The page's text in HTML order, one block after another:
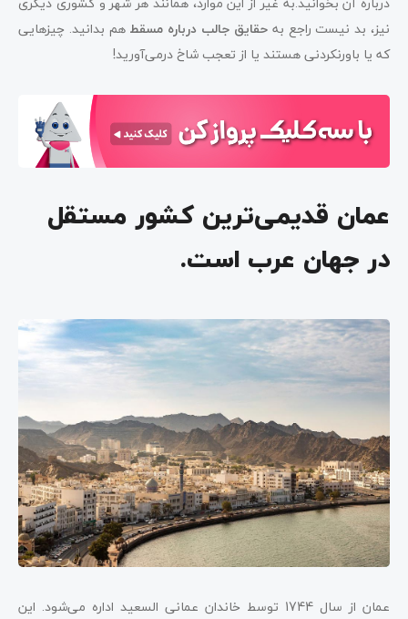
نیز، بد نیست راجع بهحقایق جالب درباره مسقط هم بدانید. چیزهایی
که یا باورنکردنی هستند یا از تعجب شاخ درمی‌آورید!
عمان قدیمی‌ترین کشور مستقل
در جهان عرب است.
عمان از سال 1744 توسط خاندان عمانی السعید اداره می‌شود. این